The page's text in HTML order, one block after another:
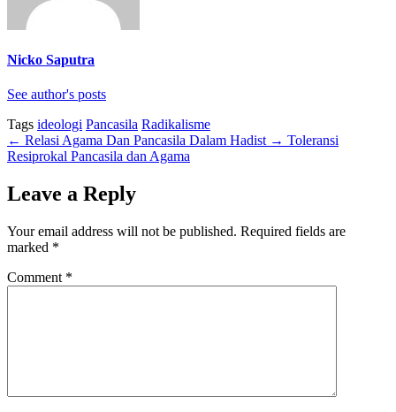
Nicko Saputra
See author's posts
Tags ideologi Pancasila Radikalisme
← Relasi Agama Dan Pancasila Dalam Hadist → Toleransi
Resiprokal Pancasila dan Agama
Leave a Reply
Your email address will not be published. Required fields are
marked *
Comment *